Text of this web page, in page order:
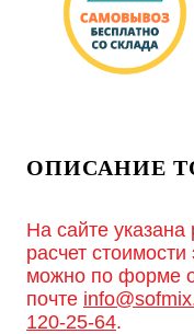
ОПИСАНИЕ
На сайте указана
расчет стоимости
можно по форме
почте
120-25-64.